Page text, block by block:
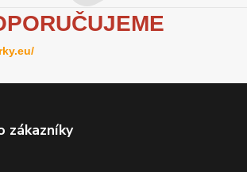
zákazníky